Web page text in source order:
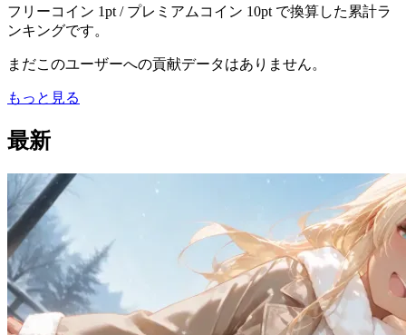
フリーコイン 1pt / プレミアムコイン 10pt で換算した累計ラ
ンキングです。
まだこのユーザーへの貢献データはありません。
もっと見る
最新